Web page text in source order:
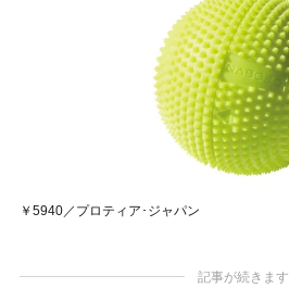
￥5940／プロティア･ジャパン
記事が続きます